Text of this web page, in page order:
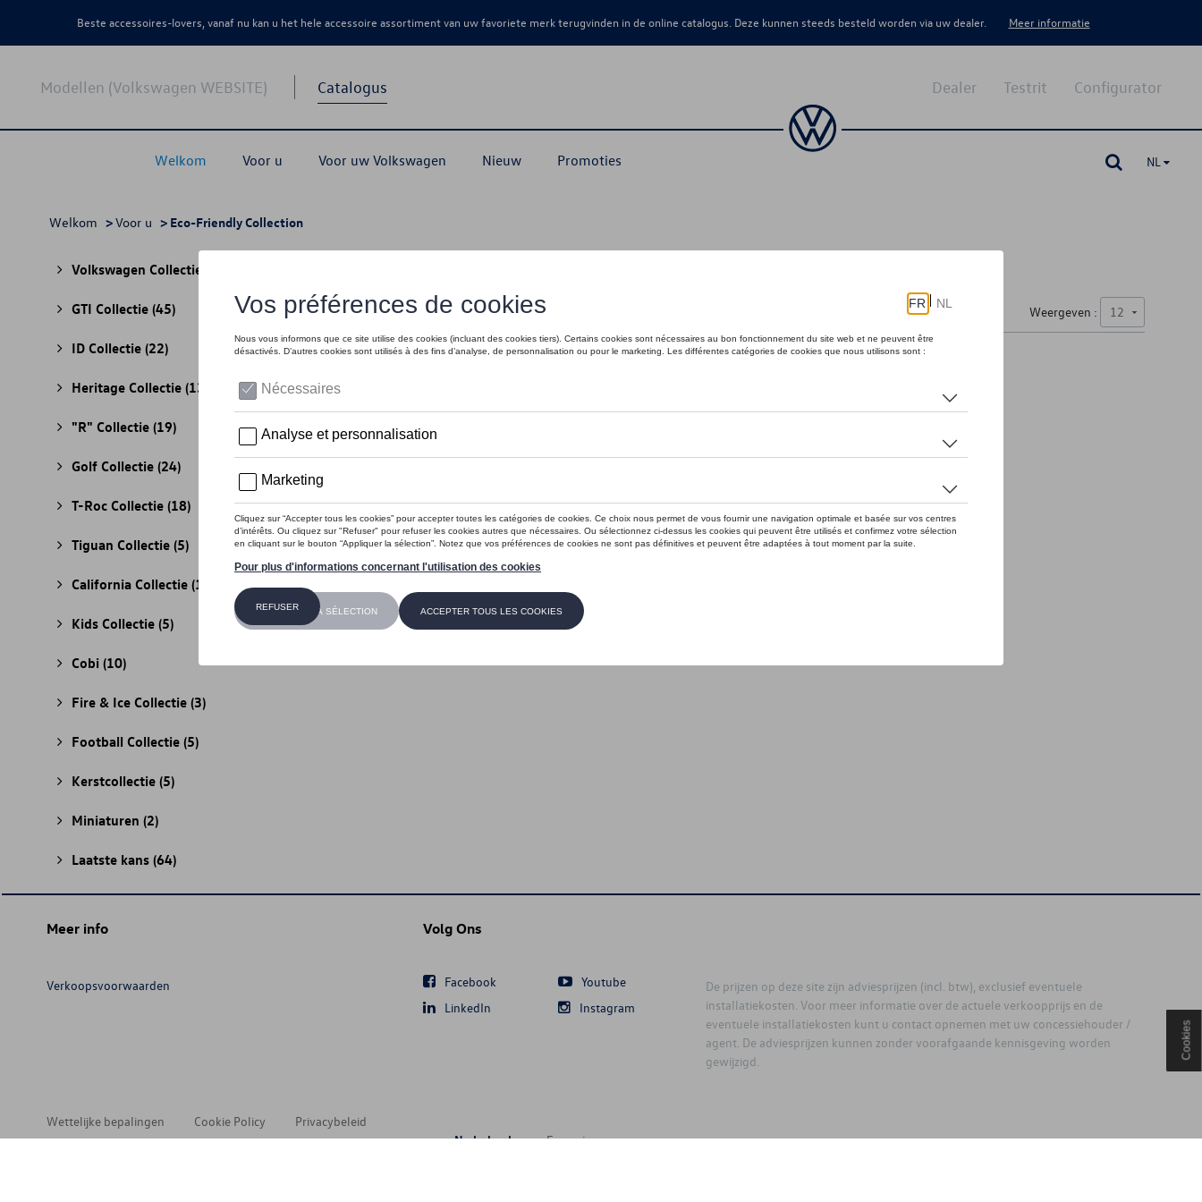
Beste accessoires-lovers, vanaf nu kan u het hele accessoire assortiment van uw favoriete merk terugvinden in de online catalogus. Deze kunnen steeds besteld worden via uw dealer. Meer informatie
Modellen (Volkswagen WEBSITE) Catalogus
Welkom Voor u Voor uw Volkswagen Nieuw Promoties
Configurator
Testrit
Dealer
NL
Welkom >Voor u > Eco-Friendly Collection
Volkswagen Collectie
GTI Collectie (45)
ID Collectie (22)
Heritage Collectie (13)
"R" Collectie (19)
Golf Collectie (24)
T-Roc Collectie (18)
Tiguan Collectie (5)
California Collectie (18)
Kids Collectie (5)
Cobi (10)
Fire & Ice Collectie (3)
Football Collectie (5)
Kerstcollectie (5)
Miniaturen (2)
Laatste kans (64)
Weergeven :
Meer info
Verkoopsvoorwaarden
Volg Ons
Facebook
Youtube
LinkedIn
Instagram
De prijzen op deze site zijn adviesprijzen (incl. btw), exclusief eventuele
installatiekosten. Voor meer informatie over de actuele verkoopprijs en de
eventuele installatiekosten kunt u contact opnemen met uw concessiehouder /
agent. De adviesprijzen kunnen zonder voorafgaande kennisgeving worden
gewijzigd.
Wettelijke bepalingen Cookie Policy
Privacybeleid
Nederlands
Français
Cookies